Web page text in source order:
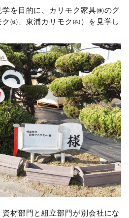
を目的に、カリモク家具㈱のグ
㈱、東浦カリモク㈱）を見学し
材部門と組立部門が別会社にな